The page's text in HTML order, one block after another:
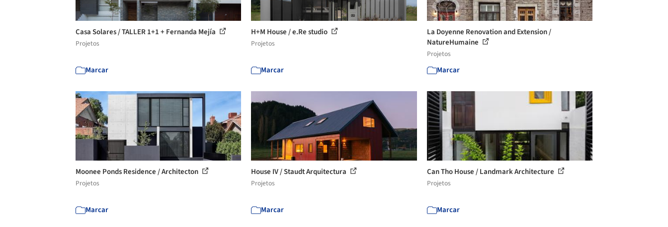
Casa Solares / TALLER 1+1 + Fernanda Mejía
Projetos
Marcar
H+M House / e.Re studio
Projetos
Marcar
La Doyenne Renovation and Extension /
NatureHumaine
Projetos
Marcar
Moonee Ponds Residence / Architecton
Projetos
Marcar
House IV / Staudt Arquitectura
Projetos
Marcar
Can Tho House / Landmark Architecture
Projetos
Marcar